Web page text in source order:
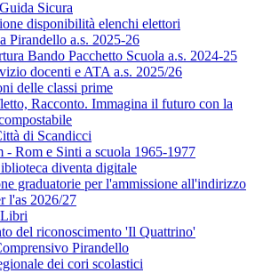
Sicura
disponibilità elenchi elettori
Pirandello a.s. 2025-26
Bando Pacchetto Scuola a.s. 2024-25
docenti e ATA a.s. 2025/26
delle classi prime
Racconto. Immagina il futuro con la
di Scandicci
- Rom e Sinti a scuola 1965-1977
diventa digitale
graduatorie per l'ammissione all'indirizzo
l'as 2026/27
del riconoscimento 'Il Quattrino'
Pirandello
dei cori scolastici